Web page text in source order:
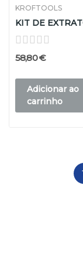
KROFTOOLS
58,80 €
Adicionar ao
carrinho